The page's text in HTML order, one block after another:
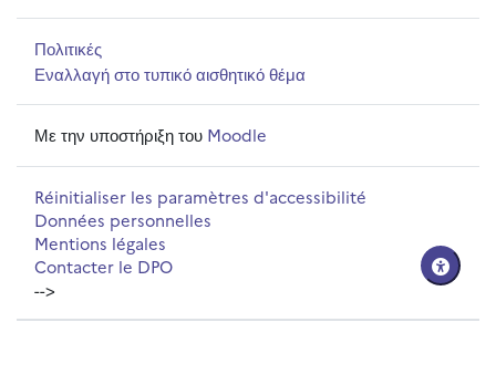
Πολιτικές
Εναλλαγή στο τυπικό αισθητικό θέμα
Με την υποστήριξη του Moodle
Réinitialiser les paramètres d'accessibilité
Données personnelles
Mentions légales
Contacter le DPO
-->